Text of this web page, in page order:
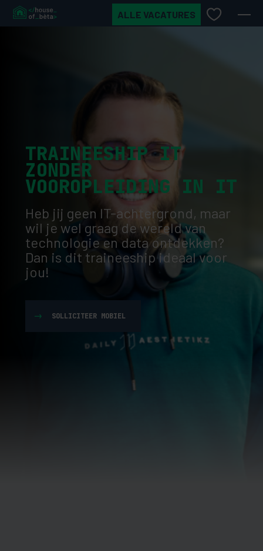
ALLE VACATURES
TRAINEESHIP IT
ZONDER
VOOROPLEIDING IN IT
Heb jij geen IT-achtergrond, maar
wil je wel graag de wereld van
technologie en data ontdekken?
Dan is dit traineeship ideaal voor
jou!
SOLLICITEER MOBIEL